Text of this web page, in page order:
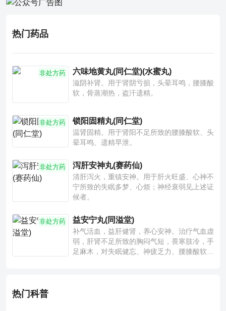
热门药品
非处方药 六味地黄丸(同仁堂)(水蜜丸)
滋阴补肾。用于肾阴亏损，头晕耳鸣，腰膝酸
软，骨蒸潮热，盗汗遗精。
非处方药 锁阳固精丸(同仁堂)
温肾固精。用于肾阳不足所致的腰膝酸软、头
晕耳鸣、遗精早泄。
非处方药 泻肝安神丸(赛药仙)
清肝泻火，重镇安神。用于肝火旺盛、心神不
宁所致的失眠多梦、心烦；神经衰弱见上述证
候者。
非处方药 益安宁丸(同溢堂)
补气活血，益肝健肾，养心安神。治疗气血虚
弱，肝肾不足所致的胸闷气短，畏寒肢冷，手
足麻木，对失眠健忘、神疲乏力、腰膝酸软也
热门科普